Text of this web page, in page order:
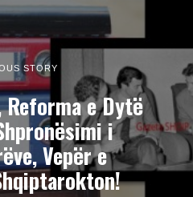
STORY
e Dytë
i
Vepër e